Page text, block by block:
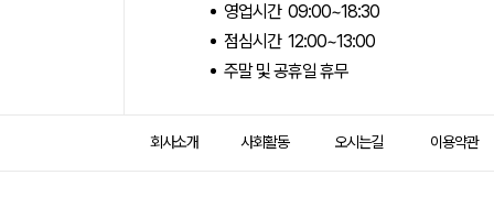
영업시간 09:00~18:30
점심시간 12:00~13:00
주말 및 공휴일 휴무
회사소개 사회활동 오시는길 이용약관